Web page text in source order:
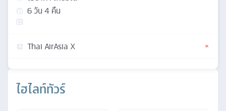
ไฮไลท์ทัวร์
6วัน4 คืน
Thai AirAsia X